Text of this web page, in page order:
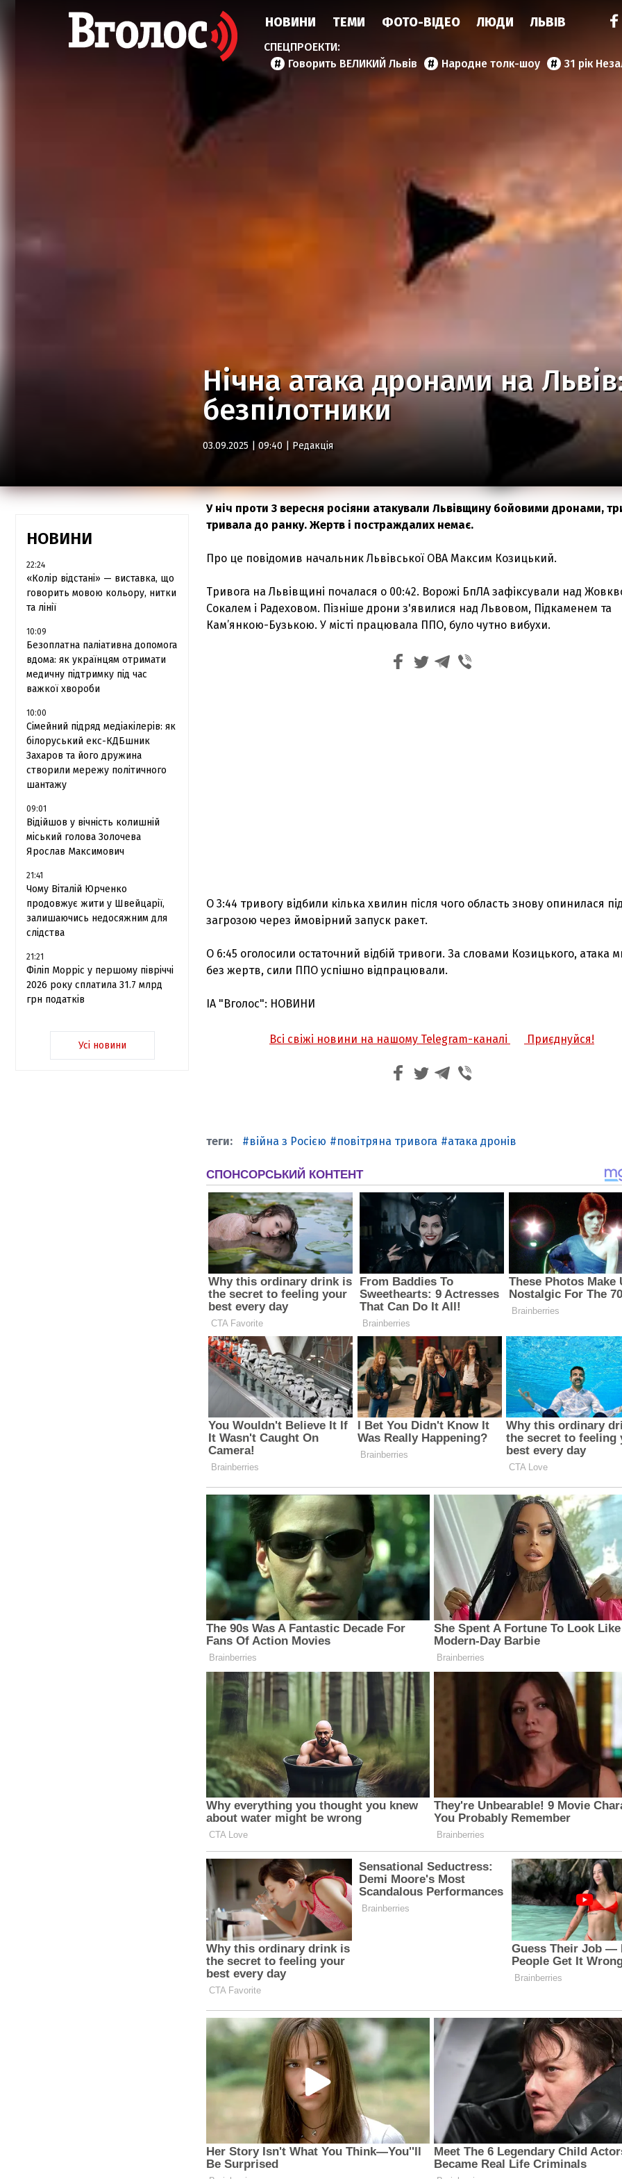
НОВИНИ ТЕМИ ФОТО-ВІДЕО ЛЮДИ ЛЬВІВ
Говорить ВЕЛИКИЙ Львів Народне толк-шоу 31 рік
Нічна атака дронами на
безпілотники
03.09.2025 | 09:40 | Редакція
НОВИНИ
22:24
«Колір відстані» — виставка, що
говорить мовою кольору, нитки
та лінії
10:09
Безоплатна паліативна допомога
вдома: як українцям отримати
медичну підтримку під час
важкої хвороби
10:00
Сімейний підряд медіакілерів: як
білоруський екс-КДБшник
Захаров та його дружина
створили мережу політичного
шантажу
09:01
Відійшов у вічність колишній
міський голова Золочева
Ярослав Максимович
21:41
Чому Віталій Юрченко
продовжує жити у Швейцарії,
залишаючись недосяжним для
слідства
21:21
Філіп Морріс у першому півріччі
2026 року сплатила 31.7 млрд
грн податків
Усі новини
У ніч проти 3 вересня росіяни атакували Львівщину бойовими дронами,
тривала до ранку. Жертв і постраждалих немає.
Про це повідомив начальник Львівської ОВА Максим Козицький.
Тривога на Львівщині почалася о 00:42. Ворожі БпЛА зафіксували над
Сокалем і Радеховом. Пізніше дрони з'явилися над Львовом, Підкаменем та
Кам’янкою-Бузькою. У місті працювала ППО, було чутно вибухи.
О 3:44 тривогу відбили кілька хвилин після чого область знову опинилася під
загрозою через ймовірний запуск ракет.
О 6:45 оголосили остаточний відбій тривоги. За словами Козицького, атака
без жертв, сили ППО успішно відпрацювали.
ІА "Вголос": НОВИНИ
Всі свіжі новини на нашому Telegram-каналі Приєднуйся!
війна з Росією повітряна тривога атака дронів
З'явилося відео знищеного ворожого